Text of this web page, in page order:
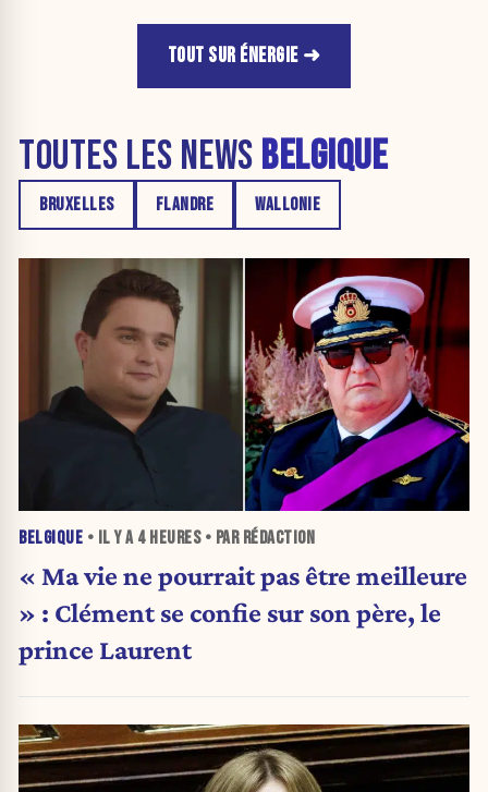
TOUT SUR ÉNERGIE
TOUTES LES NEWS BELGIQUE
BRUXELLES FLANDRE WALLONIE
BELGIQUE • IL Y A 4 HEURES• PAR RÉDACTION
« Ma vie ne pourrait pas être meilleure
» : Clément se confie sur son père, le
prince Laurent